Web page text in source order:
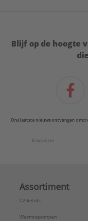
Blijf op de hoogte
Ons laatste nieuws ontvangen
Assortiment
CV-ketels
Warmtepompen